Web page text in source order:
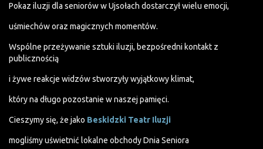
Pokaz iluzji dla seniorów w Ujsołach dostarczył wielu emocji,
uśmiechów oraz magicznych momentów.
Wspólne przeżywanie sztuki iluzji, bezpośredni kontakt z
publicznością
i żywe reakcje widzów stworzyły wyjątkowy klimat,
który na długo pozostanie w naszej pamięci.
Cieszymy się, że jako Beskidzki Teatr Iluzji
mogliśmy uświetnić lokalne obchody Dnia Seniora